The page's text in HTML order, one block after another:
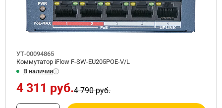
УТ-00094865
Коммутатор iFlow F-SW-EU205POE-V/L
В наличии
4 311 руб.4 790 руб.